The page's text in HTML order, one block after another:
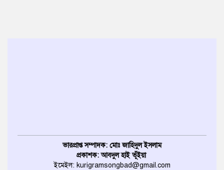
ভারপ্রাপ্ত সম্পাদক: মোঃ জাহিদুল ইসলাম
প্রকাশক: আবদুল হাই ভূঁইয়া
ইমেইল: kurigramsongbad@gmail.com